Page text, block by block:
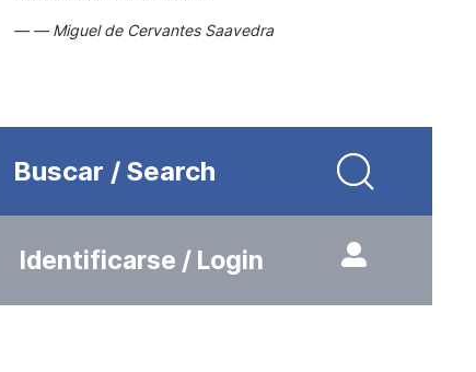
Miguel de Cervantes Saavedra
Buscar / Search
Identificarse / Login